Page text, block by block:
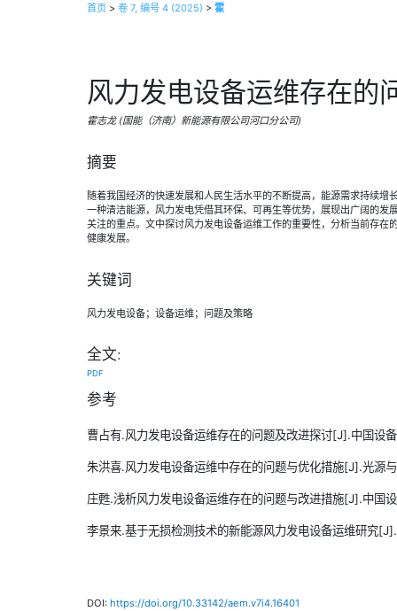
首页 > 卷 7, 编号 4 (2025) > 霍
风力发电设备运维存在的
霍志龙 (国能（济南）新能源有限公司河口分公司)
摘要
随着我国经济的快速发展和人民生活水平的不断提高，能源需求持续
一种清洁能源，风力发电凭借其环保、可再生等优势，展现出广阔的发
关注的重点。文中探讨风力发电设备运维工作的重要性，分析当前存在
健康发展。
关键词
风力发电设备；设备运维；问题及策略
全文:
PDF
参考
曹占有.风力发电设备运维存在的问题及改进探讨[J].中国设
朱洪喜.风力发电设备运维中存在的问题与优化措施[J].光源
庄甦.浅析风力发电设备运维存在的问题与改进措施[J].中
李景来.基于无损检测技术的新能源风力发电设备运维研究
DOI: https://doi.org/10.33142/aem.v7i4.16401